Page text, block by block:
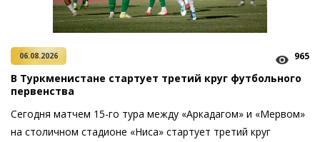
06.08.2026 965
В Туркменистане стартует третий круг футбольного
первенства
Сегодня матчем 15-го тура между «Аркадагом» и «Мервом»
на столичном стадионе «Ниса» стартует третий круг